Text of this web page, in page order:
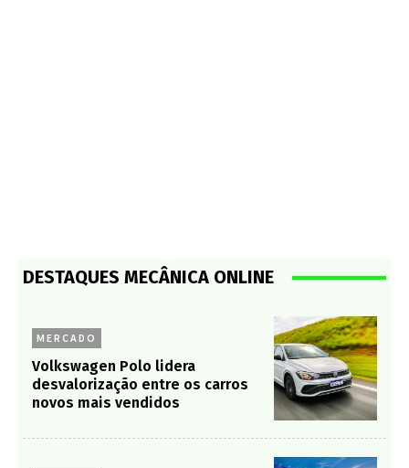
DESTAQUES MECÂNICA ONLINE
MERCADO
Volkswagen Polo lidera
desvalorização entre os carros
novos mais vendidos